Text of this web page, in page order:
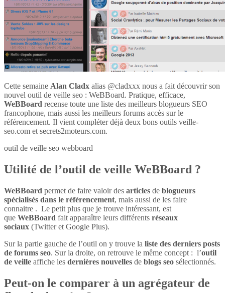
Cette semaine Alan Cladx alias @cladxxx nous a fait découvrir son
nouvel outil de veille seo : WeBBoard. Pratique, efficace,
WeBBoard recense toute une liste des meilleurs blogueurs SEO
francophone, mais aussi les meilleurs forums accès sur le
référencement. Il vient compléter déjà deux bons outils veille-
seo.com et secrets2moteurs.com.
outil de veille seo webboard
Utilité de l’outil de veille WeBBoard ?
WeBBoard permet de faire valoir des articles de blogueurs
spécialisés dans le référencement, mais aussi de les faire
connaitre . Le petit plus que je trouve intéressant, est
que WeBBoard fait apparaître leurs différents réseaux
sociaux (Twitter et Google Plus).
Sur la partie gauche de l’outil on y trouve la liste des derniers posts
de forums seo. Sur la droite, on retrouve le même concept : l’outil
de veille affiche les dernières nouvelles de blogs seo sélectionnés.
Peut-on le comparer à un agrégateur de